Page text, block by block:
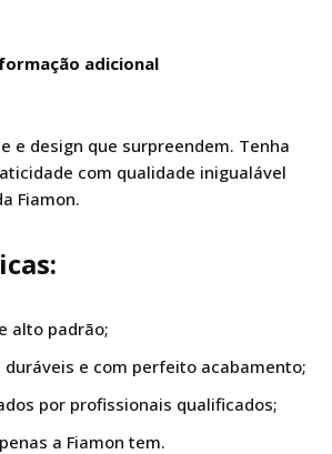
adicional
e design que surpreendem. Tenha
com qualidade inigualável
Fiamon.
alto padrão;
duráveis e com perfeito acabamento;
por profissionais qualificados;
a Fiamon tem.